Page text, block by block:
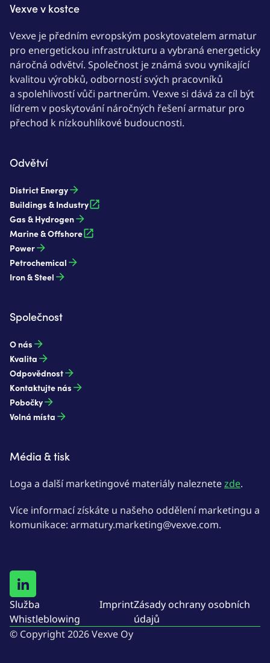
Vexve v kostce
Vexve je předním evropským poskytovatelem armatur
pro energetickou infrastrukturu a vybraná energeticky
náročná odvětví. Společnost je známá svou vynikající
kvalitou výrobků, odborností svých pracovníků
a spolehlivostí vůči partnerům. Vexve si dává za cíl být
lídrem v poskytování náročných řešení armatur pro
přechod k nízkouhlíkové budoucnosti.
Odvětví
District Energy
Buildings & Industry
Gas & Hydrogen
Marine & Offshore
Power
Petrochemical
Iron & Steel
Společnost
O nás
Kvalita
Odpovědnost
Kontaktujte nás
Pobočky
Volná místa
Média & tisk
Loga a další marketingové materiály naleznetezde.
Více informací získáte u našeho oddělení marketingu a
komunikace: armatury.marketing@vexve.com.
Služba
Whistleblowing
ImprintZásady ochrany osobních
údajů
© Copyright 2026 Vexve Oy